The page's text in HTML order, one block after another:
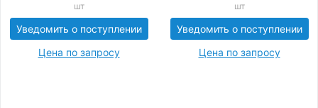
шт
Уведомить о поступлении
Цена по запросу
шт
Уведомить о поступлении
Цена по запросу